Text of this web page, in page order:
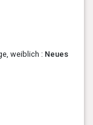
weiblich : Neues